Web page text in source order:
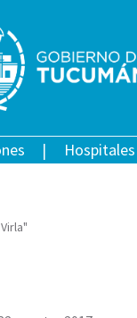
Hospitales